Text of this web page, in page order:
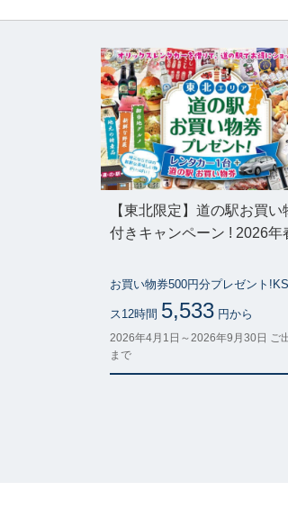
【東北限定】道の駅お買い
付きキャンペーン ! 2026年
お買い物券500円分プレゼント
ス12時間 5,533 円から
2026年4月1日～2026年9月30日 ご
まで